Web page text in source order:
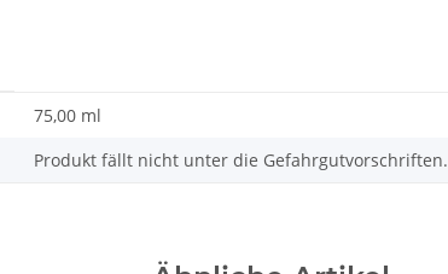
75,00 ml
Produkt fällt nicht unter die Gefahrgutvorschriften.